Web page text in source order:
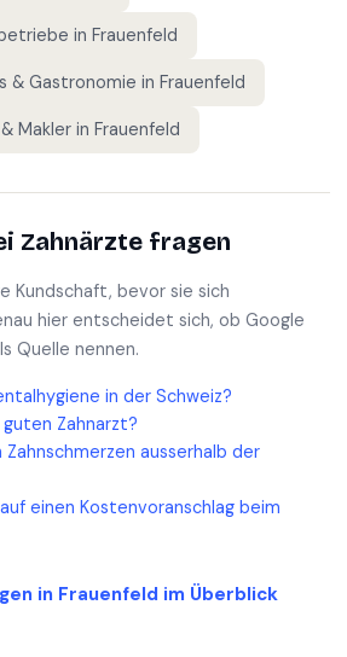
in Frauenfeld
& Gastronomie in Frauenfeld
Makler in Frauenfeld
Zahnärzte fragen
Kundschaft, bevor sie sich
hier entscheidet sich, ob Google
Quelle nennen.
in der Schweiz?
Zahnarzt?
ausserhalb der
einen Kostenvoranschlag beim
in Frauenfeld im Überblick